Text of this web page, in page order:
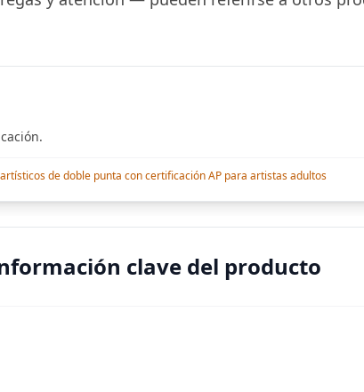
de doble punta con certificación AP para artistas adultos
clave del producto